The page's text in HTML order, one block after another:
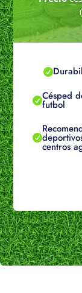

Césped
futbol

centros